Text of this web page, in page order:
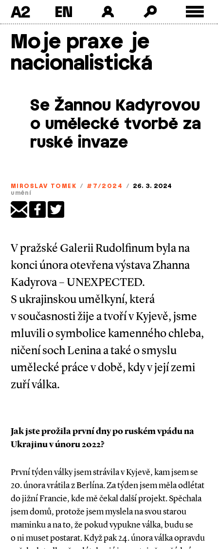
A2
Moje praxe je
nacionalistická
Se Žannou Kadyrovou
o umělecké tvorbě za
ruské invaze
MIROSLAV TOMEK / #7/2024 / 26. 3. 2024
umění
V pražské Galerii Rudolfinum byla na
konci února otevřena výstava Zhanna
Kadyrova – UNEXPECTED.
S ukrajinskou umělkyní, která
v současnosti žije a tvoří v Kyjevě, jsme
mluvili o symbolice kamenného chleba,
ničení soch Lenina a také o smyslu
umělecké práce v době, kdy v její zemi
zuří válka.
Jak jste prožila první dny po ruském vpádu na
Ukrajinu v únoru 2022?
První týden války jsem strávila v Kyjevě, kam jsem se
20. února vrátila z Berlína. Za týden jsem měla odlétat
do jižní Francie, kde mě čekal další projekt. Spěchala
jsem domů, protože jsem myslela na svou starou
maminku a na to, že pokud vypukne válka, budu se
o ni muset postarat. Když pak 24. února válka opravdu